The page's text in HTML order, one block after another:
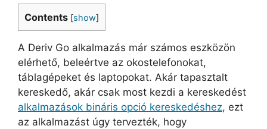
Contents [show]
A Deriv Go alkalmazás már számos eszközön
elérhető, beleértve az okostelefonokat,
táblagépeket és laptopokat. Akár tapasztalt
kereskedő, akár csak most kezdi a kereskedést
alkalmazások bináris opció kereskedéshez, ezt
az alkalmazást úgy tervezték, hogy